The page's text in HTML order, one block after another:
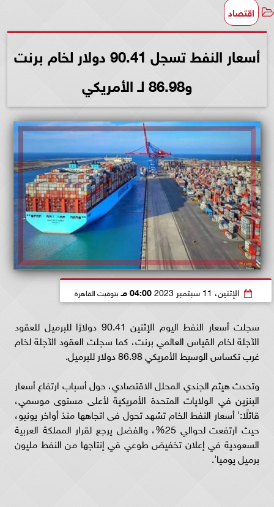
اقتصاد
أسعار النفط تسجل 90.41 دولار لخام برنت
و86.98 لـ الأمريكي
الإثنين، 11 سبتمبر 2023 04:00 مـ بتوقيت القاهرة
سجلت أسعار النفط اليوم الإثنين 90.41 دولارًا للبرميل للعقود
الآجلة لخام القياس العالمي برنت، كما سجلت العقود الآجلة لخام
غرب تكساس الوسيط الأمريكي 86.98 دولار للبرميل.
وتحدث هيثم الجندي المحلل الاقتصادي، حول أسباب ارتفاع أسعار
البنزين في الولايات المتحدة الأمريكية لأعلى مستوى موسمي،
قائلًا:' أسعار النفط الخام تشهد تحول فى اتجاهها منذ أواخر يونيو،
حيث ارتفعت لحوالي 25%، والفضل يرجع لقرار المملكة العربية
السعودية في إعلان تخفيض طوعي في إنتاجها من النفط مليون
برميل يوميا'.